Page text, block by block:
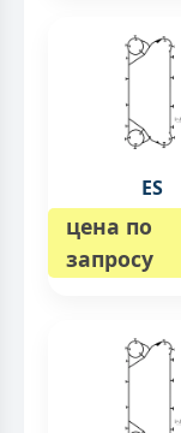
ES
цена по
запросу